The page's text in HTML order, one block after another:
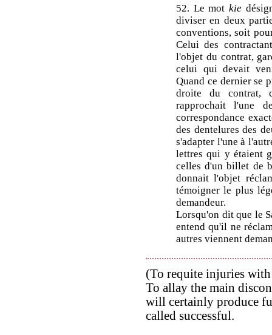
52. Le mot kie
diviser en deux
conventions, soit
Celui des
l'objet du contrat,
celui qui devait
Quand ce dernier se
droite du contrat,
rapprochait l'une
correspondance
des dentelures des
s'adapter l'une à
lettres qui y étaient
celles d'un billet de
donnait l'objet
témoigner le plus
demandeur.
Lorsqu'on dit que le
entend qu'il ne
autres viennent
(To requite injuries with
To allay the main
will certainly produce
called successful.